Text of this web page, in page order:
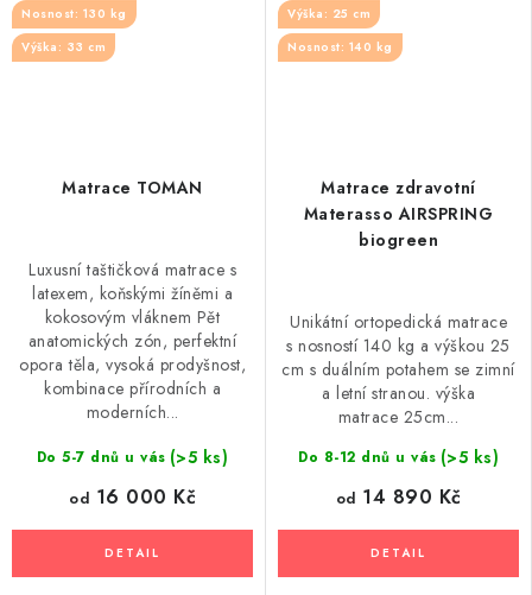
Matrace TOMAN
Nosnost: 130 kg
Výška: 33 cm
Do 5-7 dnů u vás (>5 ks)
od 16 000 Kč
Luxusní taštičková matrace s
latexem, koňskými žíněmi a
kokosovým vláknem Pět
anatomických zón, perfektní
opora těla, vysoká prodyšnost,
kombinace přírodních a
moderních...
Matrace zdravotní
Materasso AIRSPRING
biogreen
Výška: 25 cm
Nosnost: 140 kg
Do 8-12 dnů u vás (>5 ks)
od 14 890 Kč
Unikátní ortopedická matrace
s nosností 140 kg a výškou 25
cm s duálním potahem se zimní
a letní stranou. výška
matrace 25cm...